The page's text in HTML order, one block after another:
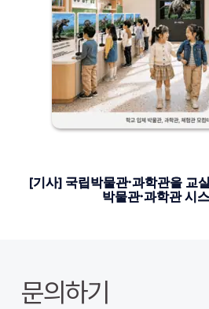
[기사] 국립박물관·과학관을 교
박물관·과학관 시
문의하기